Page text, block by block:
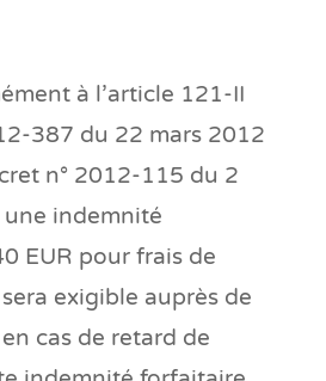
à l’article 121-II
387 du 22 mars 2012
n° 2012-115 du 2
indemnité
EUR pour frais de
exigible auprès de
cas de retard de